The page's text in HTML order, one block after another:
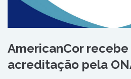
AmericanCor
acreditação pela